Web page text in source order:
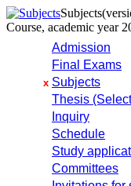
Subjects
Course, academic year
Admission
Final Exams
x Subjects
Thesis
Inquiry
Schedule
Study
Committees